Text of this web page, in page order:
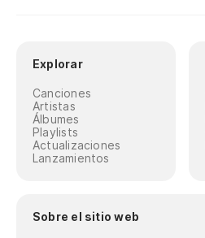
Explorar
Canciones
Artistas
Álbumes
Playlists
Actualizaciones
Lanzamientos
Sobre el sitio web